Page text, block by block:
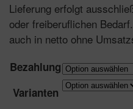
Lieferung erfolgt
oder freiberuflichen
auch in netto ohne
Bezahlung
Varianten